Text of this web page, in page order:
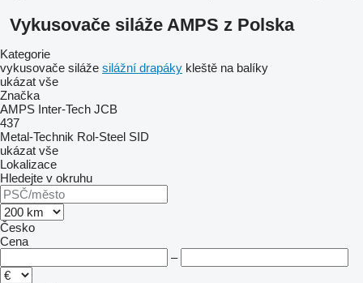
Vykusovače siláže AMPS z Polska
Kategorie
vykusovače siláže silážní drapáky kleště na balíky
ukázat vše
Značka
AMPS Inter-Tech JCB
437
Metal-Technik Rol-Steel SID
ukázat vše
Lokalizace
Hledejte v okruhu
Česko
Cena
–